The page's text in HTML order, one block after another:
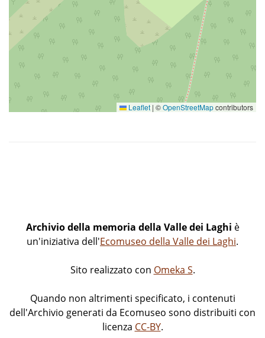
Leaflet | ©OpenStreetMapcontributors
Archivio della memoria della Valle dei Laghi è
un'iniziativa dell'Ecomuseo della Valle dei Laghi.
Sito realizzato con Omeka S.
Quando non altrimenti specificato, i contenuti
dell'Archivio generati da Ecomuseo sono distribuiti con
licenza CC-BY.